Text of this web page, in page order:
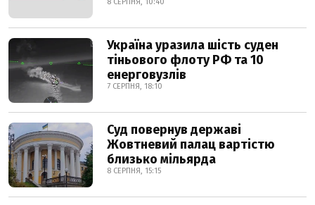
Україна уразила шість суден
тіньового флоту РФ та 10
енерговузлів
7 СЕРПНЯ, 18:10
Суд повернув державі
Жовтневий палац вартістю
близько мільярда
8 СЕРПНЯ, 15:15